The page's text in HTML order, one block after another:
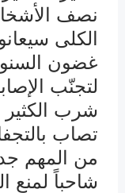
نصف
الكلى
غضون
لتجنّب
شرب الكثير
تصاب
من المهم
شاحباً